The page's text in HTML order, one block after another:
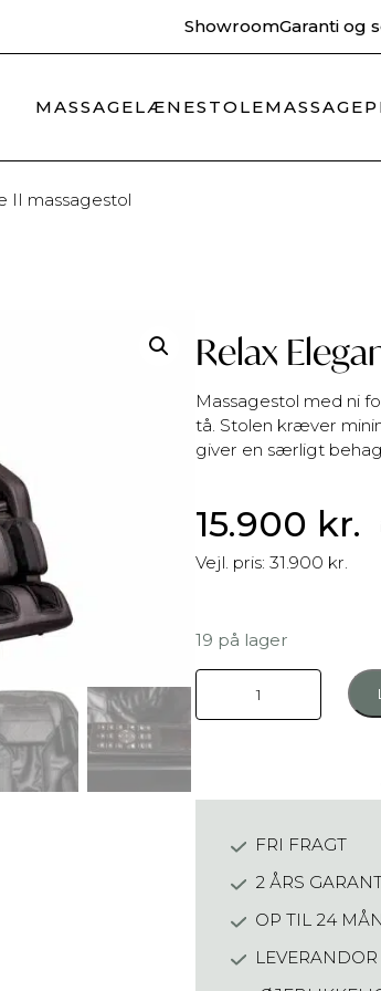
Fri fragt
ShowroomGaranti og
MASSAGELÆNESTOLE
II massagestol
Relax
Massagestol med ni
tå. Stolen kræver
giver en særligt
15.900 kr.
Vejl. pris: 31.900 kr.
19 på lager
R
E
FRI FRAGT
2 ÅRS
OP TIL 24